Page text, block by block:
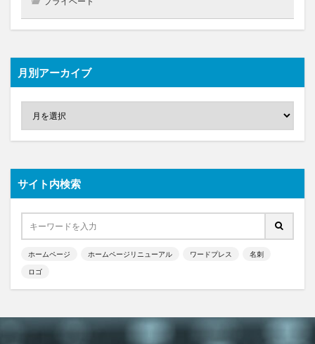
月別アーカイブ
サイト内検索
ホームページ ホームページリニューアル ワードプレス 名刺
ロゴ